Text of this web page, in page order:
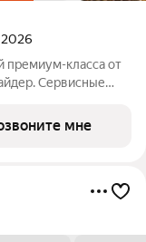
2026
премиум-класса от
Сервисные
лоте панорамные
мне